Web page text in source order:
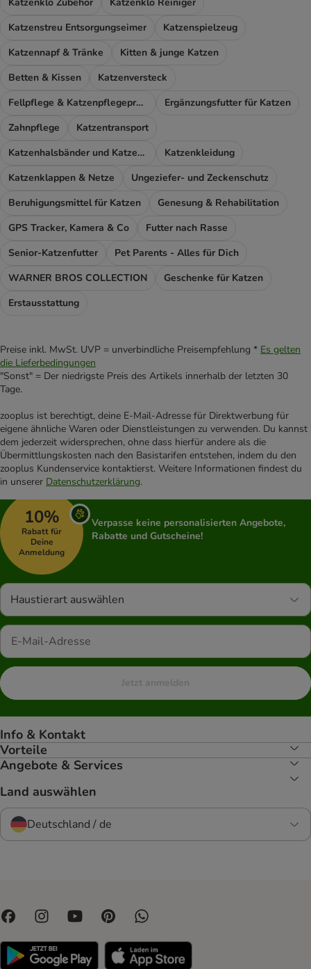
Katzenstreu Entsorgungseimer
Katzenspielzeug
Katzennapf & Tränke
Kitten & junge Katzen
Betten & Kissen
Katzenversteck
Fellpflege & Katzenpflegeprodukte
Ergänzungsfutter für Katzen
Zahnpflege
Katzentransport
Katzenhalsbänder und Katzengeschirr
Katzenkleidung
Katzenklappen & Netze
Ungeziefer- und Zeckenschutz
Beruhigungsmittel für Katzen
Genesung & Rehabilitation
GPS Tracker, Kamera & Co
Futter nach Rasse
Senior-Katzenfutter
Pet Parents - Alles für Dich
WARNER BROS COLLECTION
Geschenke für Katzen
Erstausstattung
Preise inkl. MwSt. UVP = unverbindliche Preisempfehlung * Es gelten
die Lieferbedingungen
"Sonst" = Der niedrigste Preis des Artikels innerhalb der letzten 30
Tage.
zooplus ist berechtigt, deine E-Mail-Adresse für Direktwerbung für
eigene ähnliche Waren oder Dienstleistungen zu verwenden. Du kannst
dem jederzeit widersprechen, ohne dass hierfür andere als die
Übermittlungskosten nach den Basistarifen entstehen, indem du den
zooplus Kundenservice kontaktierst. Weitere Informationen findest du
in unserer Datenschutzerklärung.
10%
Rabatt für
Deine
Anmeldung
Verpasse keine personalisierten Angebote,
Rabatte und Gutscheine!
Haustierart auswählen
Jetzt anmelden
Info & Kontakt
Vorteile
Angebote & Services
Land auswählen
Deutschland / de